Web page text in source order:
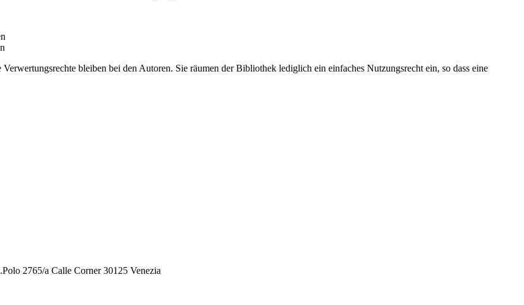
bleiben bei den Autoren. Sie räumen der Bibliothek lediglich ein einfaches Nutzungsrecht ein, so dass eine
2765/a Calle Corner 30125 Venezia